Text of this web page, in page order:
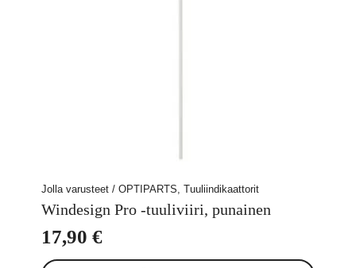
Jolla varusteet / OPTIPARTS, Tuuliindikaattorit
Windesign Pro -tuuliviiri, punainen
17,90 €